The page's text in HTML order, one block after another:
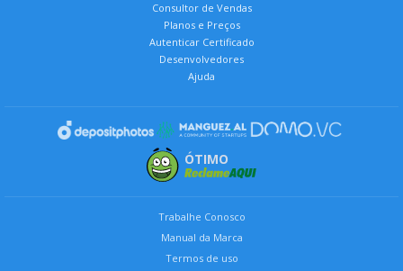
Consultor de Vendas
Planos e Preços
Autenticar Certificado
Desenvolvedores
Ajuda
ÓTIMO
Trabalhe Conosco
Manual da Marca
Termos de uso